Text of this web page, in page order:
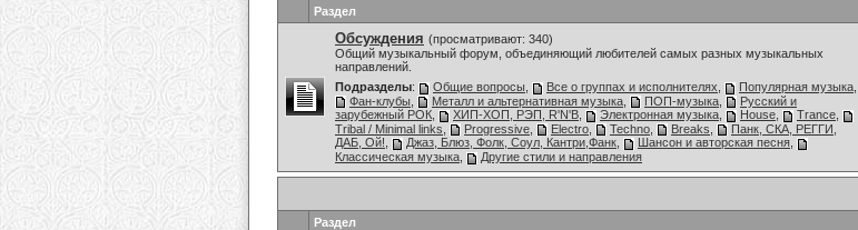
Раздел
Обсуждения (просматривают: 340)
Общий музыкальный форум, объединяющий любителей самых разных музыкальных
направлений.
Подразделы: Общие вопросы Все о группах и исполнителях Популярная музыка
Фан-клубы
Металл и альтернативная музыка ПОП-музыка
Русский и
зарубежный РОК
ХИП-ХОП, РЭП, R'N'B Электронная музыка House Trance
Tribal / Minimal links
Progressive Electro Techno Breaks
Панк, СКА, РЕГГИ,
ДАБ, Ой!
Джаз, Блюз, Фолк, Соул, Кантри,Фанк Шансон и авторская песня
Классическая музыка
Другие стили и направления
Раздел